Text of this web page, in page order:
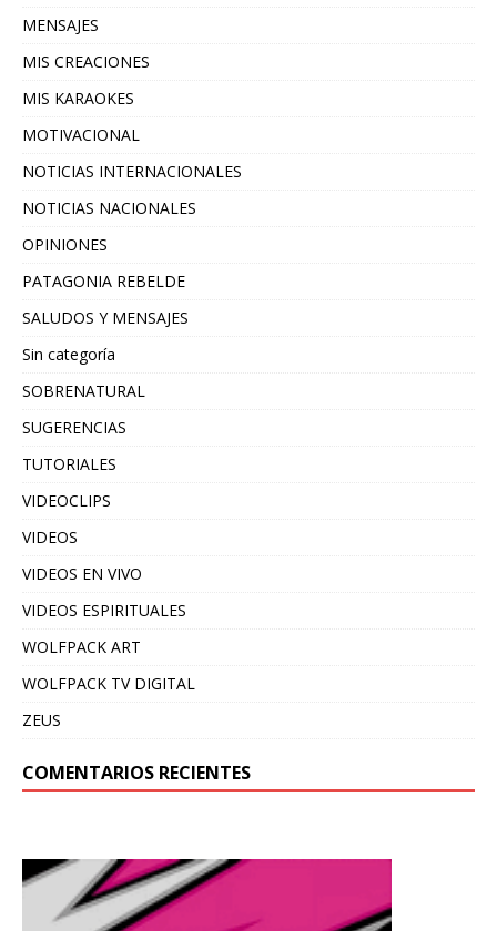
MENSAJES
MIS CREACIONES
MIS KARAOKES
MOTIVACIONAL
NOTICIAS INTERNACIONALES
NOTICIAS NACIONALES
OPINIONES
PATAGONIA REBELDE
SALUDOS Y MENSAJES
Sin categoría
SOBRENATURAL
SUGERENCIAS
TUTORIALES
VIDEOCLIPS
VIDEOS
VIDEOS EN VIVO
VIDEOS ESPIRITUALES
WOLFPACK ART
WOLFPACK TV DIGITAL
ZEUS
COMENTARIOS RECIENTES